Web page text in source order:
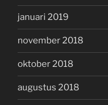
januari 2019
november 2018
oktober 2018
augustus 2018